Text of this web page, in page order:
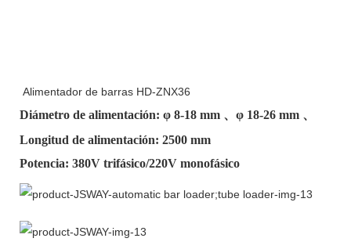
Alimentador de barras HD-ZNX36
Diámetro de alimentación: φ 8-18 mm 、φ 18-26 mm 、
Longitud de alimentación: 2500 mm
Potencia: 380V trifásico/220V monofásico